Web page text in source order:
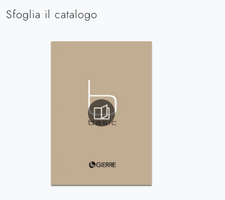
Sfoglia il catalogo